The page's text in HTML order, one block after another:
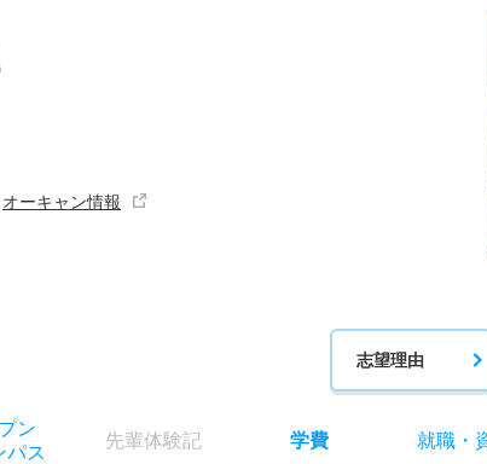
オーキャン情報
志望理由
プン
パス
先輩体験記 学費 就職・